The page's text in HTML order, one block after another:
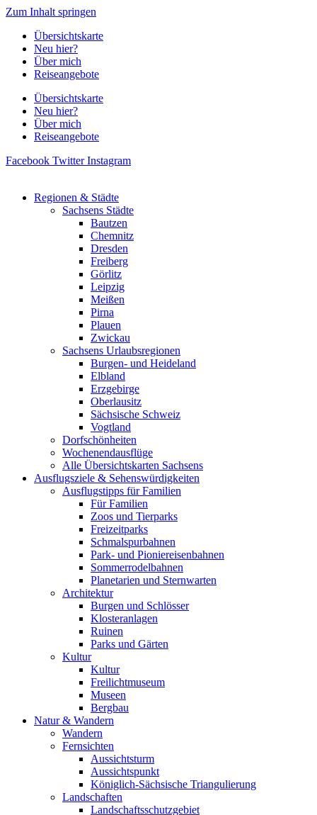
Zum Inhalt springen
Übersichtskarte
Neu hier?
Über mich
Reiseangebote
Übersichtskarte
Neu hier?
Über mich
Reiseangebote
Facebook Twitter Instagram
Regionen & Städte
Sachsens Städte
Bautzen
Chemnitz
Dresden
Freiberg
Görlitz
Leipzig
Meißen
Pirna
Plauen
Zwickau
Sachsens Urlaubsregionen
Burgen- und Heideland
Elbland
Erzgebirge
Oberlausitz
Sächsische Schweiz
Vogtland
Dorfschönheiten
Wochenendausflüge
Alle Übersichtskarten Sachsens
Ausflugsziele & Sehenswürdigkeiten
Ausflugstipps für Familien
Für Familien
Zoos und Tierparks
Freizeitparks
Schmalspurbahnen
Park- und Pioniereisenbahnen
Sommerrodelbahnen
Planetarien und Sternwarten
Architektur
Burgen und Schlösser
Klosteranlagen
Ruinen
Parks und Gärten
Kultur
Kultur
Freilichtmuseum
Museen
Bergbau
Natur & Wandern
Wandern
Fernsichten
Aussichtsturm
Aussichtspunkt
Königlich-Sächsische Triangulierung
Landschaften
Landschaftsschutzgebiet